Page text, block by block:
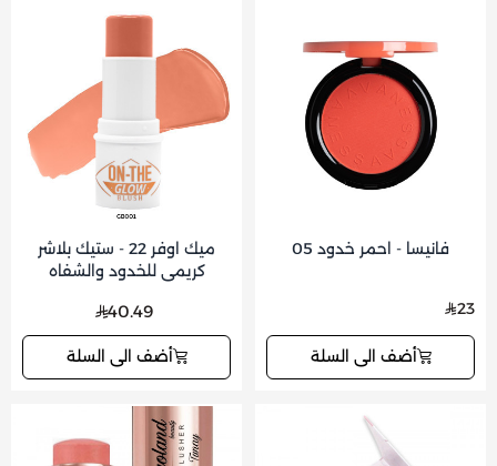
فانيسا - احمر خدود 05
23
أضف الى السلة
ميك اوفر 22 - ستيك بلاشر
كريمي للخدود والشفاه
40.49
أضف الى السلة